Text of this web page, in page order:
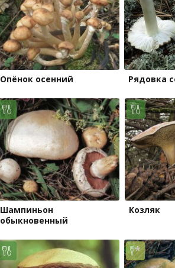
Опёнок осенний Рядовка
Шампиньон
обыкновенный
Козляк